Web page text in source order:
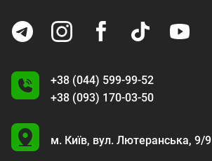
+38 (044) 599-99-52
+38 (093) 170-03-50
U
м. Київ, вул. Лютеранська, 9/9